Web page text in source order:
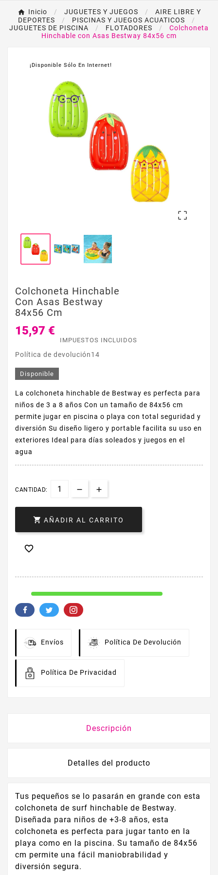
Inicio JUGUETES Y JUEGOS
AIRE LIBRE Y
DEPORTES
PISCINAS Y JUEGOS ACUATICOS
JUGUETES DE PISCINA
FLOTADORES
Colchoneta
Hinchable con Asas Bestway 84x56 cm
¡Disponible Sólo En Internet!

Colchoneta Hinchable
Con Asas Bestway
84x56 Cm
15,97 €
IMPUESTOS INCLUIDOS
Política de devolución14
Disponible
La colchoneta hinchable de Bestway es perfecta para
niños de 3 a 8 años Con un tamaño de 84x56 cm
permite jugar en piscina o playa con total seguridad y
diversión Su diseño ligero y portable facilita su uso en
exteriores Ideal para días soleados y juegos en el
agua
CANTIDAD:
 AÑADIR AL CARRITO

Envíos Política De Devolución
Política De Privacidad
Descripción
Detalles del producto
Tus pequeños se lo pasarán en grande con esta
colchoneta de surf hinchable de Bestway.
Diseñada para niños de +3-8 años, esta
colchoneta es perfecta para jugar tanto en la
playa como en la piscina. Su tamaño de 84x56
cm permite una fácil maniobrabilidad y
diversión segura.